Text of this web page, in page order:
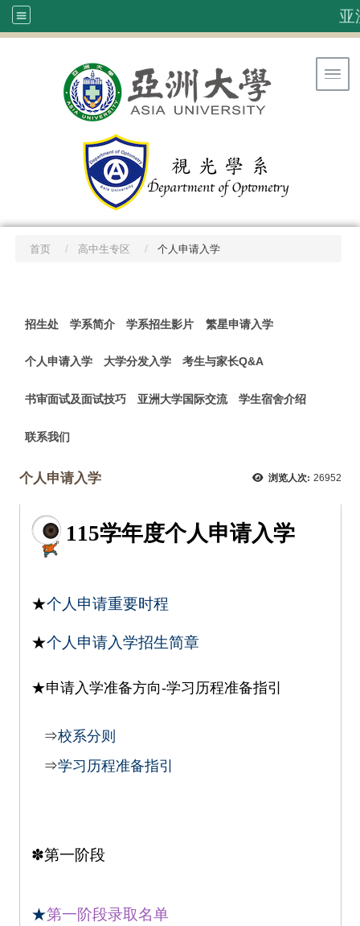
亚
首页 高中生专区 个人申请入学
招生处 学系简介 学系招生影片 繁星申请入学
个人申请入学 大学分发入学 考生与家长Q&A
书审面试及面试技巧 亚洲大学国际交流 学生宿舍介绍
联系我们
浏览人次: 26952
个人申请入学
115学年度个人申请入学
★个人申请重要时程
★个人申请入学招生简章
★申请入学准备方向-学习历程准备指引
⇒校系分则
⇒学习历程准备指引
✽第一阶段
★第一阶段录取名单